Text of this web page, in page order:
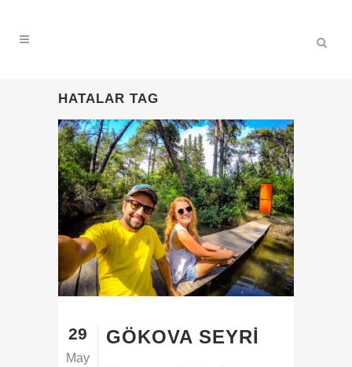
HATALAR TAG
29
May
GÖKOVA SEYRI